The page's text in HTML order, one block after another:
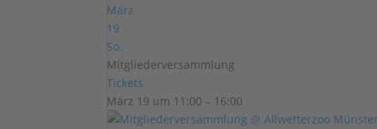
März
19
So.
Mitgliederversammlung
Tickets
März 19 um 11:00 – 16:00